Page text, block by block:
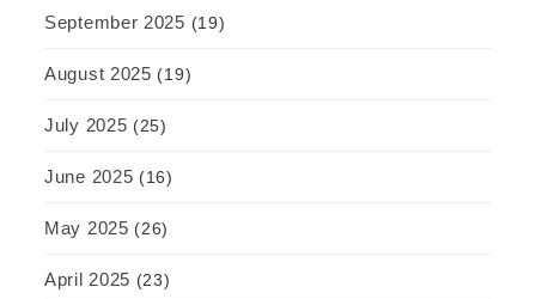
September 2025 (19)
August 2025 (19)
July 2025 (25)
June 2025 (16)
May 2025 (26)
April 2025 (23)